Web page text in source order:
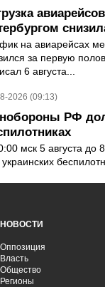
на авиарейсах
за первую
6 августа...
2026 (09:13)
РФ
мск 5 августа до
НОВОСТИ
Оппозиция
Власть
Общество
Регионы